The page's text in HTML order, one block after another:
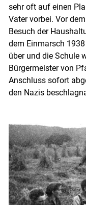
sehr oft auf einen
Vater vorbei. Vor
Besuch der
dem Einmarsch
über und die Schule
Bürgermeister von
Anschluss sofort
den Nazis